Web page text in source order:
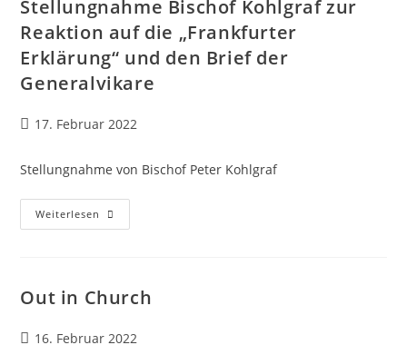
Den
Der
Generalvikare
An
Den
Vorsitzenden
Stellungnahme Bischof Kohlgraf zur
Reaktion auf die „Frankfurter
Erklärung“ und den Brief der
Generalvikare
Beitrag
17. Februar 2022
Stellungnahme von Bischof Peter Kohlgraf
Weiterlesen Stellungnahme
Bischof
Die
„Frankfurter
Den
Out in Church
Beitrag
16. Februar 2022